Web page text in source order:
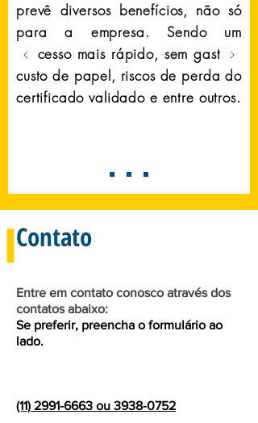
prevê diversos benefícios, não só
para a empresa. Sendo um
processo mais rápido, sem gasto e
custo de papel, riscos de perda do
certificado validado e entre outros.
Contato
Entre em contato conosco através dos
contatos abaixo:
Se preferir, preencha o formulário ao
lado.
(11) 2991-6663 ou 3938-0752